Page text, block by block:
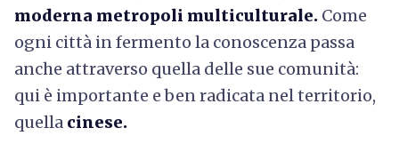
moderna metropoli multiculturale. Come
ogni città in fermento la conoscenza passa
anche attraverso quella delle sue comunità:
qui è importante e ben radicata nel territorio,
quella cinese.